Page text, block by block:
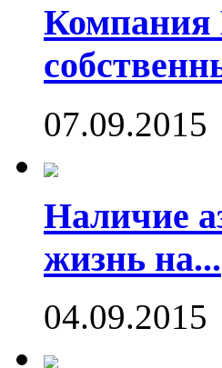
Компания
07.09.2015
Наличие
жизнь на...
04.09.2015